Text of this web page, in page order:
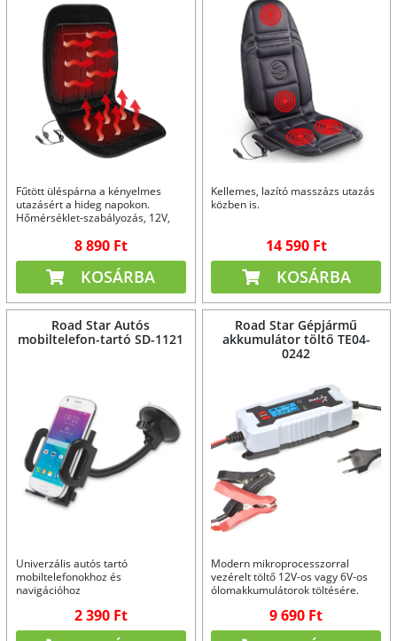
Fűtött üléspárna a kényelmes
utazásért a hideg napokon.
Hőmérséklet-szabályozás, 12V,
8 890 Ft
KOSÁRBA
Kellemes, lazító masszázs utazás
közben is.
14 590 Ft
KOSÁRBA
Road Star Autós
mobiltelefon-tartó SD-1121
Univerzális autós tartó
mobiltelefonokhoz és
navigációhoz
2 390 Ft
Road Star Gépjármű
akkumulátor töltő TE04-
0242
Modern mikroprocesszorral
vezérelt töltő 12V-os vagy 6V-os
ólomakkumulátorok töltésére.
9 690 Ft